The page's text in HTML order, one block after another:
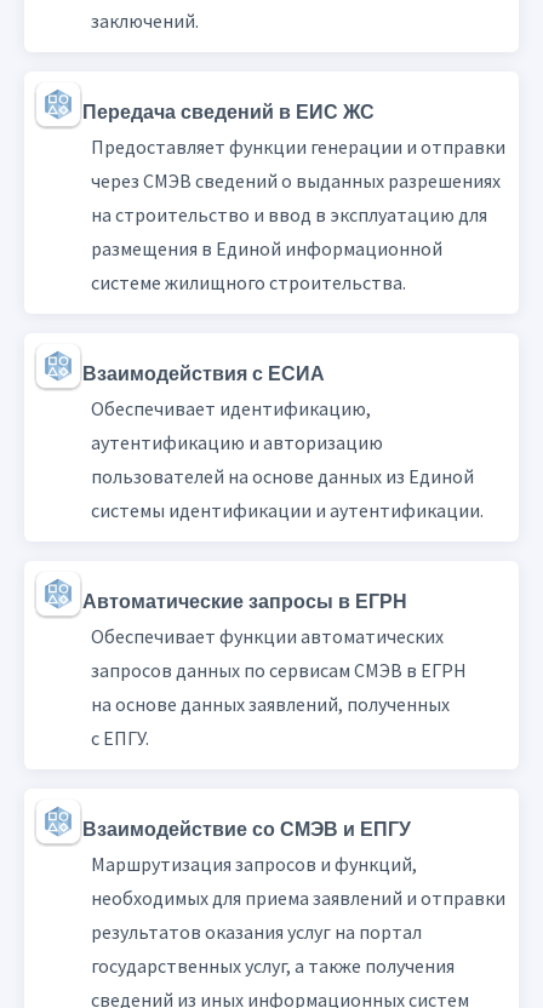
заключений.
Передача сведений в ЕИС ЖС
Предоставляет функции генерации и отправки
через СМЭВ сведений о выданных разрешениях
на строительство и ввод в эксплуатацию для
размещения в Единой информационной
системе жилищного строительства.
Взаимодействия с ЕСИА
Обеспечивает идентификацию,
аутентификацию и авторизацию
пользователей на основе данных из Единой
системы идентификации и аутентификации.
Автоматические запросы в ЕГРН
Обеспечивает функции автоматических
запросов данных по сервисам СМЭВ в ЕГРН
на основе данных заявлений, полученных
с ЕПГУ.
Взаимодействие со СМЭВ и ЕПГУ
Маршрутизация запросов и функций,
необходимых для приема заявлений и отправки
результатов оказания услуг на портал
государственных услуг, а также получения
сведений из иных информационных систем